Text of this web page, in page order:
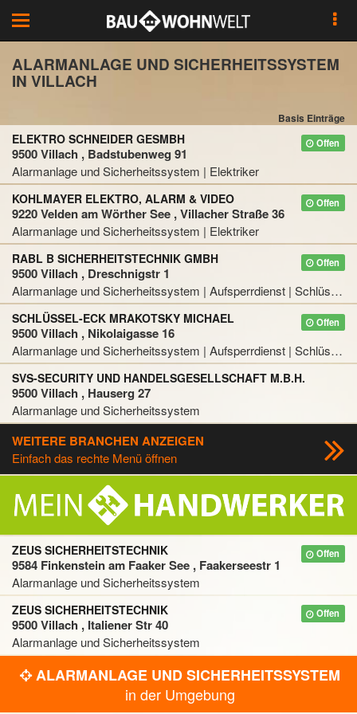
Toggle
navigation
ALARMANLAGE UND SICHERHEITSSYSTEM
IN VILLACH
Basis Einträge
Offen
ELEKTRO SCHNEIDER GESMBH
9500 Villach , Badstubenweg 91
Alarmanlage und Sicherheitssystem | Elektriker
Offen
KOHLMAYER ELEKTRO, ALARM & VIDEO
9220 Velden am Wörther See , Villacher Straße 36
Alarmanlage und Sicherheitssystem | Elektriker
Offen
RABL B SICHERHEITSTECHNIK GMBH
9500 Villach , Dreschnigstr 1
Alarmanlage und Sicherheitssystem | Aufsperrdienst | Schlüsseldienst
Offen
SCHLÜSSEL-ECK MRAKOTSKY MICHAEL
9500 Villach , Nikolaigasse 16
Alarmanlage und Sicherheitssystem | Aufsperrdienst | Schlüsseldienst | Tresor und Safe
SVS-SECURITY UND HANDELSGESELLSCHAFT M.B.H.
9500 Villach , Hauserg 27
Alarmanlage und Sicherheitssystem
WEITERE BRANCHEN ANZEIGEN
Einfach das rechte Menü öffnen
Offen
ZEUS SICHERHEITSTECHNIK
9584 Finkenstein am Faaker See , Faakerseestr 1
Alarmanlage und Sicherheitssystem
Offen
ZEUS SICHERHEITSTECHNIK
9500 Villach , Italiener Str 40
Alarmanlage und Sicherheitssystem
ALARMANLAGE UND SICHERHEITSSYSTEM
in der Umgebung